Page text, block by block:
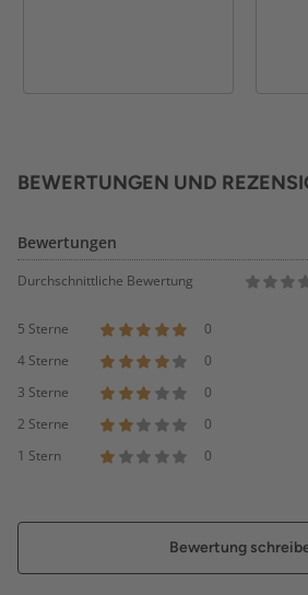
BEWERTUNGEN UND
Bewertungen
Durchschnittliche Bewertung
5 Sterne
0
4 Sterne
0
3 Sterne
0
2 Sterne
0
1 Stern
0
Bewertung